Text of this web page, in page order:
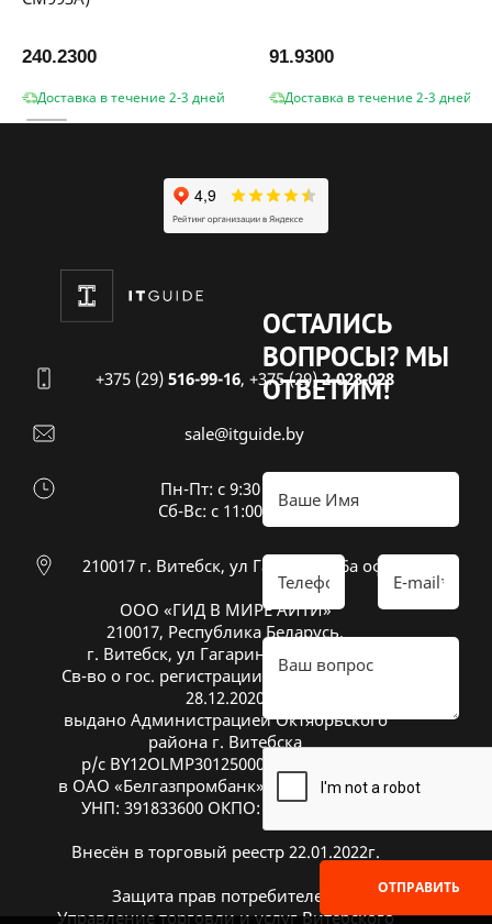
240.2300
Доставка в течение 2-3 дней
91.9300
Доставка в течение 2-3 дней
+375 (29) 516-99-16, +375 (29)2-028-028
sale@itguide.by
Пн-Пт: с 9:30 до 18:30
Cб-Вс: с 11:00 до 16:00
210017 г. Витебск, ул Гагарина 26а оф 20
ООО «ГИД В МИРЕ АЙТИ»
210017, Республика Беларусь,
г. Витебск, ул Гагарина 26А, оф. 20
Св-во о гос. регистрации № 391833600 от
28.12.2020
выдано Администрацией Октябрьского
района г. Витебска
р/с BY12OLMP30125000269700000933
в ОАО «Белгазпромбанк», код OLMPBY2X
УНП: 391833600 ОКПО: 504669272000
Внесён в торговый реестр 22.01.2022г.
Защита прав потребителей:
Управление торговли и услуг Витебского
ОСТАЛИСЬ
ВОПРОСЫ? МЫ
ОТВЕТИМ!
ОТПРАВИТЬ